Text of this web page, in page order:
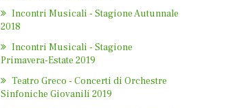
Incontri Musicali - Stagione Autunnale
2018
Incontri Musicali - Stagione
Primavera-Estate 2019
Teatro Greco - Concerti di Orchestre
Sinfoniche Giovanili 2019